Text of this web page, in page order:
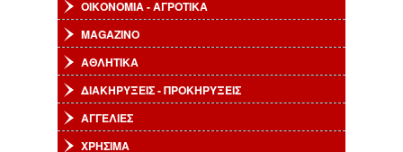
ΟΙΚΟΝΟΜΙΑ - ΑΓΡΟΤΙΚΑ
MAGAZINO
ΑΘΛΗΤΙΚΑ
ΔΙΑΚΗΡΥΞΕΙΣ - ΠΡΟΚΗΡΥΞΕΙΣ
ΑΓΓΕΛΙΕΣ
ΧΡΗΣΙΜΑ